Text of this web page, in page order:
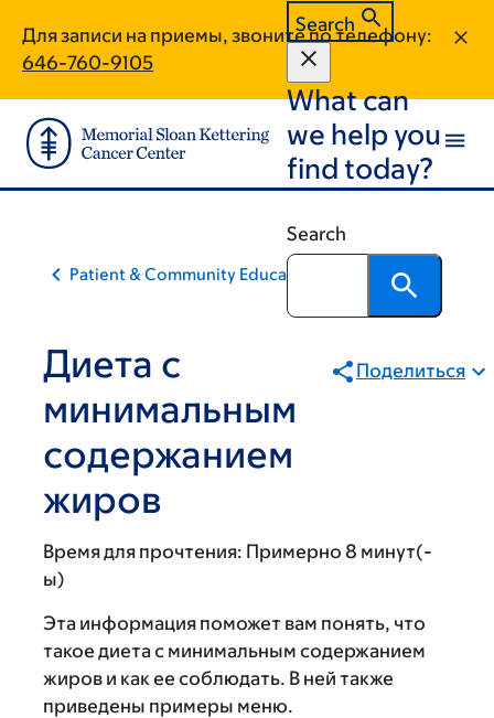
main
content
footer
Для записи на приемы, звоните по телефону:
646-760-9105
Search
What can
we help you
find today?
Search
Patient & Community Education
Диета с
минимальным
содержанием
жиров
Поделиться
Время для прочтения: Примерно 8 минут(-
ы)
Эта информация поможет вам понять, что
такое диета с минимальным содержанием
жиров и как ее соблюдать. В ней также
приведены примеры меню.